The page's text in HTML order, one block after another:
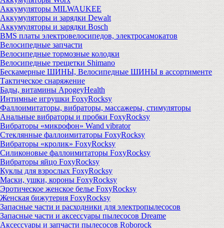
Аккумуляторы MILWAUKEE
Аккумуляторы и зарядки Dewalt
Аккумуляторы и зарядки Bosch
BMS платы электровелосипедов, электросамокатов
Велосипедные запчасти
Велосипедные тормозные колодки
Велосипедные трещетки Shimano
Бескамерные ШИНЫ, Велосипедные ШИНЫ в ассортименте
Тактическое снаряжение
Бады, витамины ApogeyHealth
Интимные игрушки FoxyRocksy
Фаллоимитаторы, вибраторы, массажеры, стимуляторы
Анальные вибраторы и пробки FoxyRocksy
Вибраторы «микрофон» Wand vibrator
Стеклянные фаллоимитаторы FoxyRocksy
Вибраторы «кролик» FoxyRocksy
Силиконовые фаллоимитаторы FoxyRocksy
Вибраторы яйцо FoxyRocksy
Куклы для взрослых FoxyRocksy
Маски, ушки, короны FoxyRocksy
Эротическое женское белье FoxyRocksy
Женская бижутерия FoxyRocksy
Запасные части и расходники для электропылесосов
Запасные части и аксессуары пылесосов Dreame
Аксессуары и запчасти пылесосов Roborock